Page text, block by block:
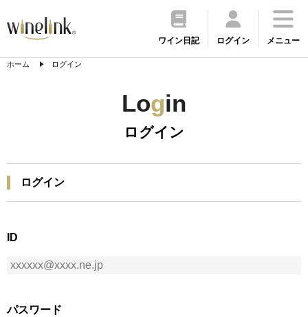
ワイン日記 ログイン メニュー
ホーム ログイン
Login
ログイン
ログイン
ID
パスワード